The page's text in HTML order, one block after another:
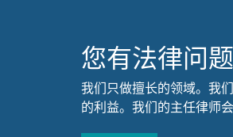
您有法律问
我们只做擅长的领域。我
的利益。我们的主任律师